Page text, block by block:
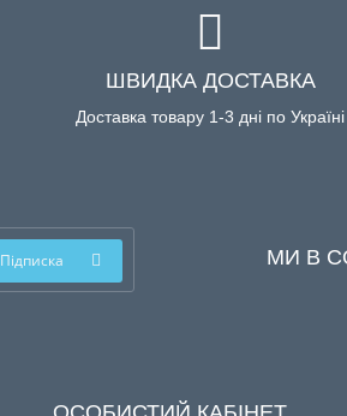
ШВИДКА ДОСТАВКА
Доставка товару 1-3 дні по Україні
Підписка МИ В